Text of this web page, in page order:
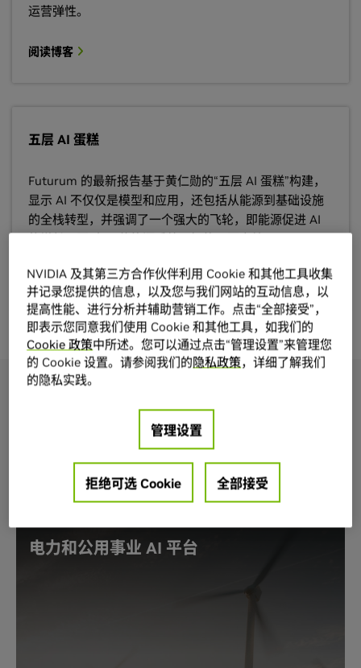
运营弹性。
阅读博客
五层 AI 蛋糕
Futurum 的最新报告基于黄仁勋的“五层 AI 蛋糕”构建，
显示 AI 不仅仅是模型和应用，还包括从能源到基础设施
的全栈转型，并强调了一个强大的飞轮，即能源促进 AI
的增长，同时 AI 使能源系统更智能、更高效。
阅读论文
能源行业业务领域
探索 AI 如何推动能源行业所有领域的
发展
电力和公用事业 AI 平台
NVIDIA 及其第三方合作伙伴利用 Cookie 和其他工具收集
并记录您提供的信息，以及您与我们网站的互动信息，以
提高性能、进行分析并辅助营销工作。点击“全部接受”，
即表示您同意我们使用 Cookie 和其他工具，如我们的
Cookie 政策中所述。您可以通过点击“管理设置”来管理您
的 Cookie 设置。请参阅我们的隐私政策，详细了解我们
的隐私实践。
管理设置
拒绝可选 Cookie 全部接受